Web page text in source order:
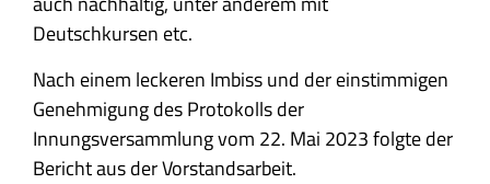
Deutschkursen etc.
Nach einem leckeren Imbiss und der einstimmigen
Genehmigung des Protokolls der
Innungsversammlung vom 22. Mai 2023 folgte der
Bericht aus der Vorstandsarbeit.